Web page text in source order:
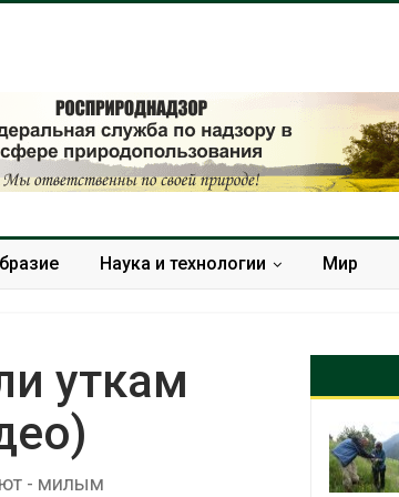
Наука и технологии Мир
уткам
- милымпресной воды